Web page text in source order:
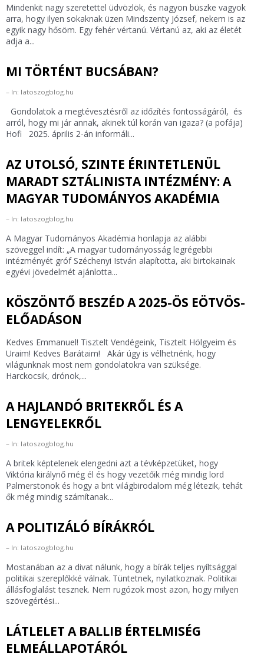
Mindenkit nagy szeretettel üdvözlök, és nagyon büszke vagyok
arra, hogy ilyen sokaknak üzen Mindszenty József, nekem is az
egyik nagy hősöm. Egy fehér vértanú. Vértanú az, aki az életét
adja a...
MI TÖRTÉNT BUCSÁBAN?
In: latoszogblog.hu
Gondolatok a megtévesztésről az időzítés fontosságáról, és
arról, hogy mi jár annak, akinek túl korán van igaza? (a pofája)
Hofi 2025. április 2-án informáli...
AZ UTOLSÓ, SZINTE ÉRINTETLENÜL
MARADT SZTÁLINISTA INTÉZMÉNY: A
MAGYAR TUDOMÁNYOS AKADÉMIA
In: latoszogblog.hu
A Magyar Tudományos Akadémia honlapja az alábbi
szöveggel indít: „A magyar tudományosság legrégebbi
intézményét gróf Széchenyi István alapította, aki birtokainak
egyévi jövedelmét ajánlotta...
KÖSZÖNTŐ BESZÉD A 2025-ÖS EÖTVÖS-
ELŐADÁSON
Kedves Emmanuel! Tisztelt Vendégeink, Tisztelt Hölgyeim és
Uraim! Kedves Barátaim! Akár úgy is vélhetnénk, hogy
világunknak most nem gondolatokra van szüksége.
Harckocsik, drónok,...
A HAJLANDÓ BRITEKRŐL ÉS A
LENGYELEKRŐL
In: latoszogblog.hu
A britek képtelenek elengedni azt a tévképzetüket, hogy
Viktória királynő még él és hogy vezetőik még mindig lord
Palmerstonok és hogy a brit világbirodalom még létezik, tehát
ők még mindig számítanak...
A POLITIZÁLÓ BÍRÁKRÓL
In: latoszogblog.hu
Mostanában az a divat nálunk, hogy a bírák teljes nyíltsággal
politikai szereplőkké válnak. Tüntetnek, nyilatkoznak. Politikai
állásfoglalást tesznek. Nem rugózok most azon, hogy milyen
szövegértési...
LÁTLELET A BALLIB ÉRTELMISÉG
ELMEÁLLAPOTÁRÓL